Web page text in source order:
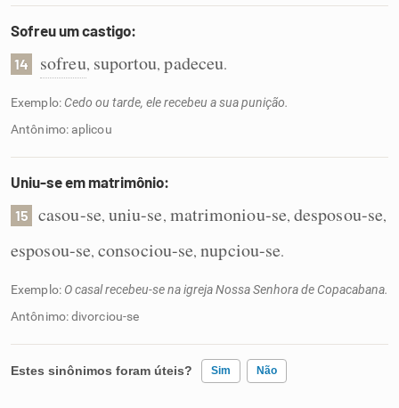
Sofreu um castigo:
14 sofreu, suportou,padeceu.
Exemplo: Cedo ou tarde, ele recebeu a sua punição.
Antônimo: aplicou
Uniu-se em matrimônio:
15 casou-se, uniu-se, matrimoniou-se, desposou-se,
esposou-se, consociou-se,nupciou-se.
Exemplo: O casal recebeu-se na igreja Nossa Senhora de Copacabana.
Antônimo: divorciou-se
Estes sinônimos foram úteis? Sim Não